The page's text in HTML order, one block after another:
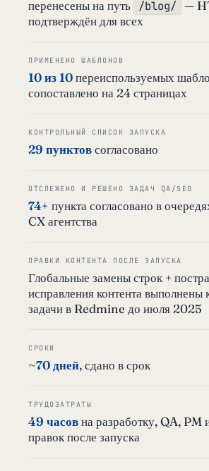
перенесены на путь /blog/ —
подтверждён для всех
ПРИМЕНЕНО ШАБЛОНОВ
10 из 10переиспользуемых
сопоставлено на 24 страницах
КОНТРОЛЬНЫЙ СПИСОК ЗАПУСКА
29 пунктовсогласовано
ОТСЛЕЖЕНО И РЕШЕНО ЗАДАЧ QA/SEO
74+ пункта согласовано в
CX агентства
ПРАВКИ КОНТЕНТА ПОСЛЕ ЗАПУСКА
Глобальные замены строк +
исправления контента выполнены
задачи в Redmine до июля 2025
СРОКИ
~70 дней, сдано в срок
ТРУДОЗАТРАТЫ
49 часовна разработку, QA, PM
правок после запуска